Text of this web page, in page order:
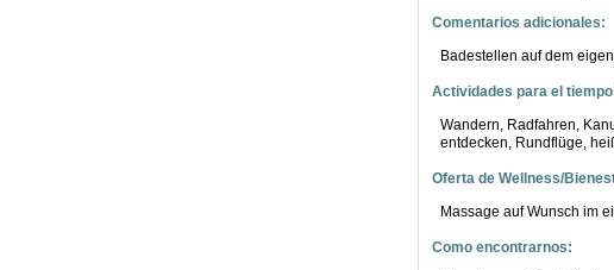
Comentarios adicionales:
Badestellen auf dem
Actividades para el
Wandern, Radfahren,
entdecken, Rundflüge,
Oferta de Wellness/
Massage auf Wunsch im
Como encontrarnos: